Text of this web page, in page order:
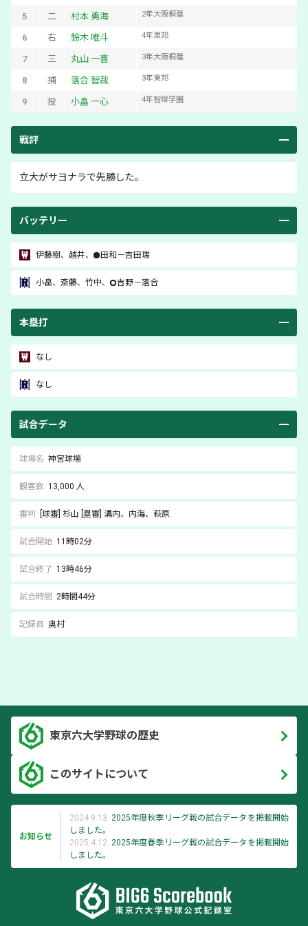
5 二 村本 勇海 2年大阪桐蔭
6 右 鈴木 唯斗 4年東邦
7 三 丸山 一喜 3年大阪桐蔭
8 捕 落合 智哉 3年東邦
9 投 小畠 一心 4年智辯学園
戦評
立大がサヨナラで先勝した。
バッテリー
伊藤樹、 越井、 田和 －吉田瑞
小畠、 斎藤、 竹中、 吉野－落合
本塁打
なし
なし
試合データ
球場名 神宮球場
観客数 13,000 人
審判 [球審] 杉山 [塁審] 溝内、内海、萩原
試合開始 11時02分
試合終了 13時46分
試合時間 2時間44分
記録員 奥村
東京六大学野球の歴史
このサイトについて
お知らせ
2024.9.13 2025年度秋季リーグ戦の試合データを掲載開始
しました。
2025.4.12 2025年度春季リーグ戦の試合データを掲載開始
しました。